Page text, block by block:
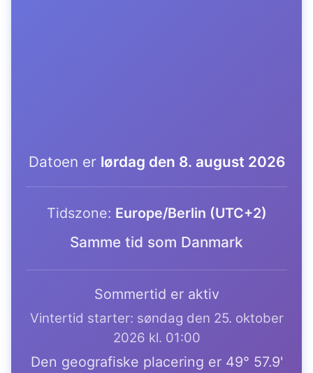
Datoen er lørdag den 8. august 2026
Tidszone: Europe/Berlin (UTC+2)
Samme tid som Danmark
Sommertid er aktiv
Vintertid starter: søndag den 25. oktober
2026 kl. 01:00
Den geografiske placering er 49° 57.9'